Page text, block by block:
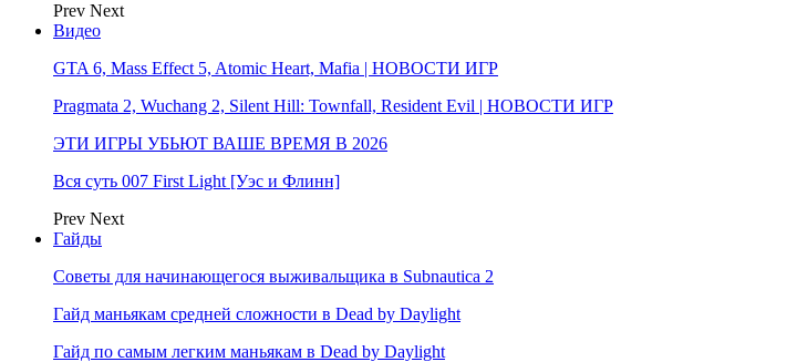
Prev Next
Видео
GTA 6, Mass Effect 5, Atomic Heart, Mafia | НОВОСТИ ИГР
Pragmata 2, Wuchang 2, Silent Hill: Townfall, Resident Evil | НОВОСТИ ИГР
ЭТИ ИГРЫ УБЬЮТ ВАШЕ ВРЕМЯ В 2026
Вся суть 007 First Light [Уэс и Флинн]
Prev Next
Гайды
Советы для начинающегося выживальщика в Subnautica 2
Гайд маньякам средней сложности в Dead by Daylight
Гайд по самым легким маньякам в Dead by Daylight